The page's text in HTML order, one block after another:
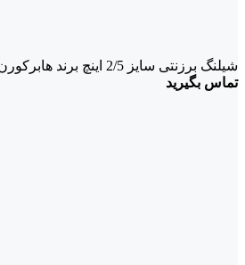
شیلنگ برزنتی سایز 2/5 اینچ برند هابرکورن
تماس بگیرید